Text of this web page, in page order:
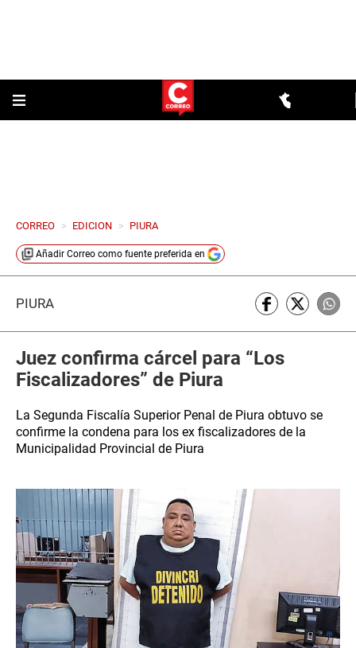
CORREO > EDICION > PIURA
Añadir Correo como fuente preferida en
PIURA
Juez confirma cárcel para “Los
Fiscalizadores” de Piura
La Segunda Fiscalía Superior Penal de Piura obtuvo se
confirme la condena para los ex fiscalizadores de la
Municipalidad Provincial de Piura